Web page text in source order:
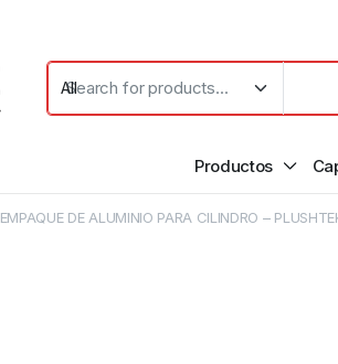
Productos
EMPAQUE DE ALUMINIO PARA CILINDRO –